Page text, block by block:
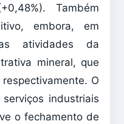
Também
embora, em
atividades da
mineral, que
O
industriais
o fechamento de